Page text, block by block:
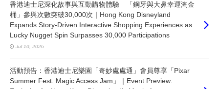
香港迪士尼深化故事與互動購物體驗 「鋼牙與大鼻幸運淘金
桶」參與次數突破30,000次｜Hong Kong Disneyland
Expands Story-Driven Interactive Shopping Experiences as
Lucky Nugget Spin Surpasses 30,000 Participations
Jul 10, 2026
活動預告：香港迪士尼樂園「奇妙處處通」會員尊享「Pixar
Summer Fest: Magic Access Jam」｜Event Preview: